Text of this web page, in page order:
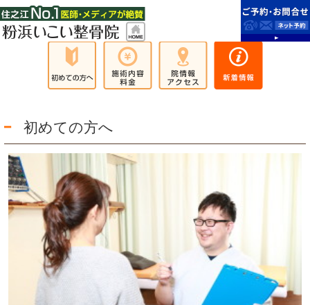
初めての方へ